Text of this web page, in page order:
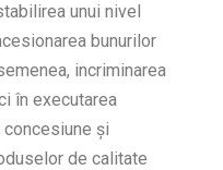
unui nivel
bunurilor
incriminarea
în executarea
și
de calitate